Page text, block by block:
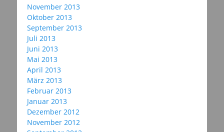
November 2013
Oktober 2013
September 2013
Juli 2013
Juni 2013
Mai 2013
April 2013
März 2013
Februar 2013
Januar 2013
Dezember 2012
November 2012